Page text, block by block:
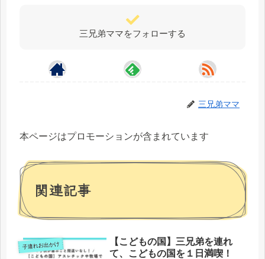
三兄弟ママをフォローする
三兄弟ママ
本ページはプロモーションが含まれています
関連記事
子連れお出かけ
【こどもの国】三兄弟を連れ
て、こどもの国を１日満喫！